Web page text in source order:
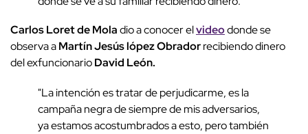
Carlos Loret de Moladio a conocer elvideodonde se
observa aMartín Jesús lópez Obradorrecibiendo dinero
del exfuncionarioDavid León.
"La intención es tratar de perjudicarme, es la
campaña negra de siempre de mis adversarios,
ya estamos acostumbrados a esto, pero también